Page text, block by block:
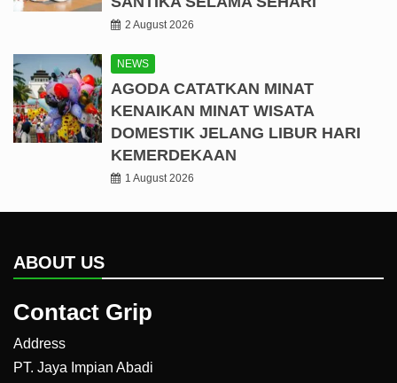
2 August 2026
NEWS
AGODA CATATKAN MINAT
KENAIKAN MINAT WISATA
DOMESTIK JELANG LIBUR HARI
KEMERDEKAAN
1 August 2026
ABOUT US
Contact Grip
Address
PT. Jaya Impian Abadi